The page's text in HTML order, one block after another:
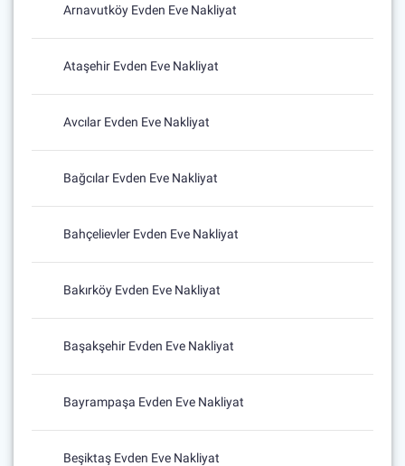
Arnavutköy Evden Eve Nakliyat
Ataşehir Evden Eve Nakliyat
Avcılar Evden Eve Nakliyat
Bağcılar Evden Eve Nakliyat
Bahçelievler Evden Eve Nakliyat
Bakırköy Evden Eve Nakliyat
Başakşehir Evden Eve Nakliyat
Bayrampaşa Evden Eve Nakliyat
Beşiktaş Evden Eve Nakliyat